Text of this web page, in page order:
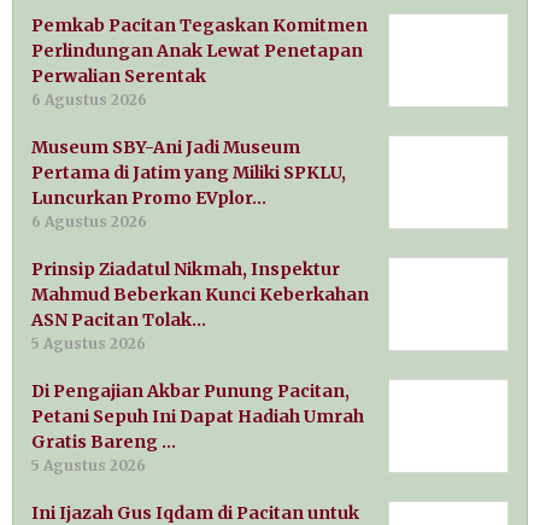
Pemkab Pacitan Tegaskan Komitmen
Perlindungan Anak Lewat Penetapan
Perwalian Serentak
6 Agustus 2026
Museum SBY-Ani Jadi Museum
Pertama di Jatim yang Miliki SPKLU,
Luncurkan Promo EVplor…
6 Agustus 2026
Prinsip Ziadatul Nikmah, Inspektur
Mahmud Beberkan Kunci Keberkahan
ASN Pacitan Tolak…
5 Agustus 2026
Di Pengajian Akbar Punung Pacitan,
Petani Sepuh Ini Dapat Hadiah Umrah
Gratis Bareng …
5 Agustus 2026
Ini Ijazah Gus Iqdam di Pacitan untuk